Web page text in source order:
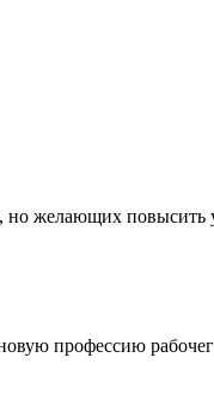
желающих повысить
профессию